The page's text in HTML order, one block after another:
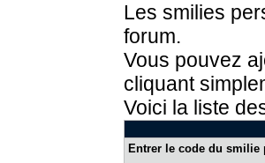
Les smilies
forum.
Vous pouvez
cliquant
Voici la liste
Entrer le code du smilie